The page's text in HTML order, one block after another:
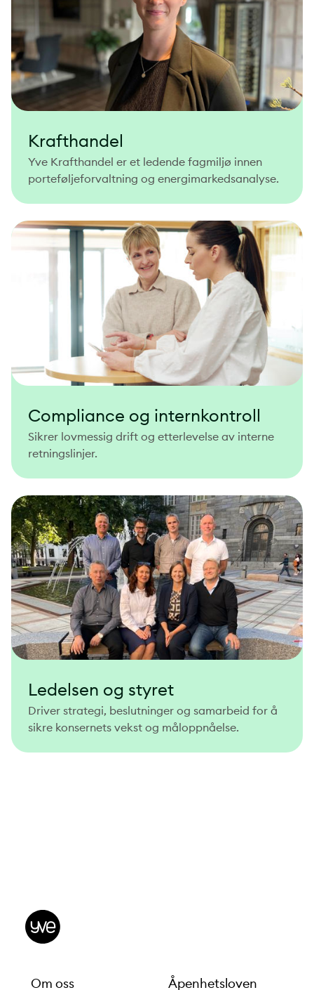
Krafthandel
Yve Krafthandel er et ledende fagmiljø innen
porteføljeforvaltning og energimarkedsanalyse.
Compliance og internkontroll
Sikrer lovmessig drift og etterlevelse av interne
retningslinjer.
Ledelsen og styret
Driver strategi, beslutninger og samarbeid for å
sikre konsernets vekst og måloppnåelse.
Om oss Åpenhetsloven